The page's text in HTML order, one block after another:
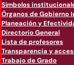
Símbolos
Órganos de Gobierno
Planeación y
Directorio General
Lista de profesores
Transparencia y
Trabajo de Grado